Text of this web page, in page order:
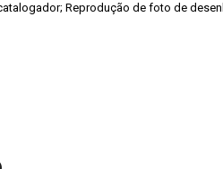
Reprodução de foto de